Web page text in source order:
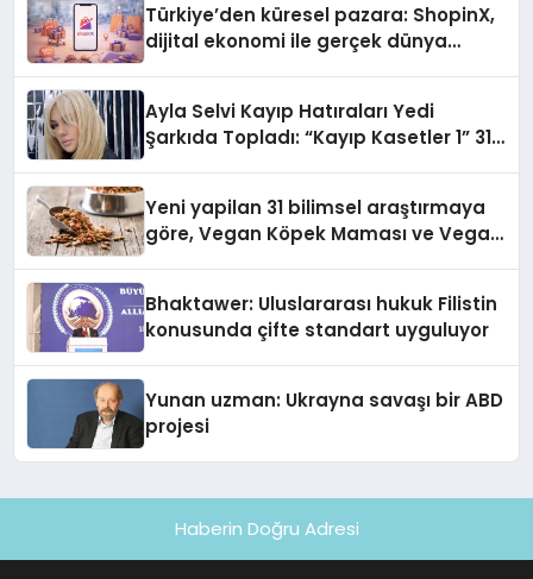
Türkiye’den küresel pazara: ShopinX,
dijital ekonomi ile gerçek dünya
Ayla Selvi Kayıp Hatıraları Yedi
Şarkıda Topladı: “Kayıp Kasetler 1” 31
Yeni yapilan 31 bilimsel araştırmaya
göre, Vegan Köpek Maması ve Vegan
Bhaktawer: Uluslararası hukuk Filistin
konusunda çifte standart uyguluyor
Yunan uzman: Ukrayna savaşı bir ABD
projesi
Haberin Doğru Adresi